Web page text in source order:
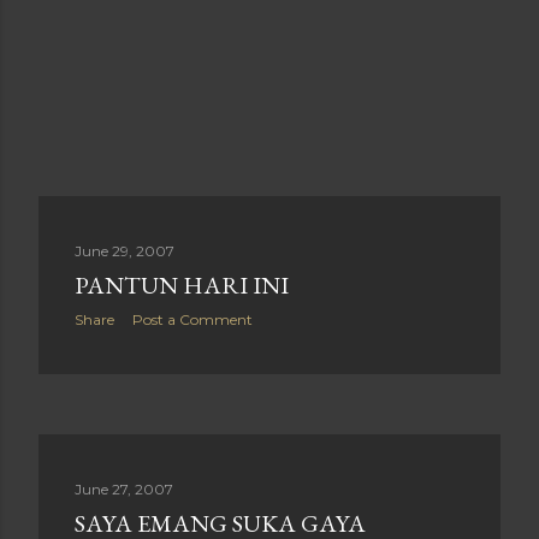
June 29, 2007
PANTUN HARI INI
Share Post a Comment
June 27, 2007
SAYA EMANG SUKA GAYA